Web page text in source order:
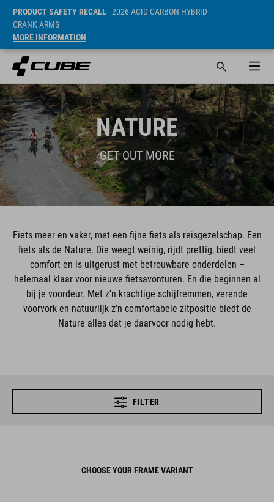
PRODUCT SAFETY RECALL- 2026 ACID CARBON HYBRID
CRANK ARMS
MORE INFORMATION
NATURE
GET OUT MORE
Fiets meer en vaker, met een fijne fiets als reisgezelschap. Een
fiets als de Nature. Die weegt weinig, rijdt prettig, biedt veel
comfort en is uitgerust met betrouwbare onderdelen –
helemaal klaar voor nieuwe fietsavonturen. En die beginnen al
bij je voordeur. Met z'n krachtige schijfremmen, verende
voorvork en natuurlijk z'n comfortabele zitpositie biedt de
Nature alles dat je daarvoor nodig hebt.
FILTER
CHOOSE YOUR FRAME VARIANT